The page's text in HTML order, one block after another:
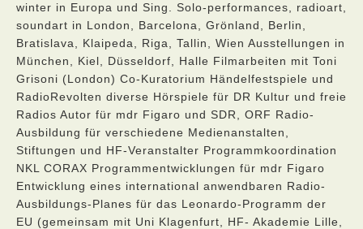
winter in Europa und Sing. Solo-performances, radioart,
soundart in London, Barcelona, Grönland, Berlin,
Bratislava, Klaipeda, Riga, Tallin, Wien Ausstellungen in
München, Kiel, Düsseldorf, Halle Filmarbeiten mit Toni
Grisoni (London) Co-Kuratorium Händelfestspiele und
RadioRevolten diverse Hörspiele für DR Kultur und freie
Radios Autor für mdr Figaro und SDR, ORF Radio-
Ausbildung für verschiedene Medienanstalten,
Stiftungen und HF-Veranstalter Programmkoordination
NKL CORAX Programmentwicklungen für mdr Figaro
Entwicklung eines international anwendbaren Radio-
Ausbildungs-Planes für das Leonardo-Programm der
EU (gemeinsam mit Uni Klagenfurt, HF- Akademie Lille,